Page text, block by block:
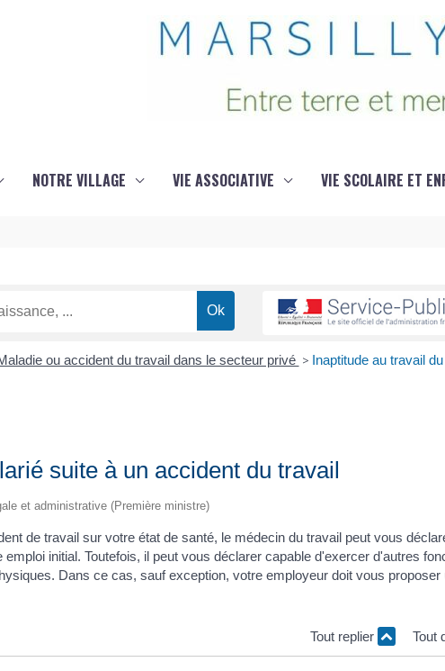
NOTRE VILLAGE VIE ASSOCIATIVE VIE SCOLAIRE ET
ou accident du travail dans le secteur privé > Inaptitude au travail
suite à un accident du travail
et administrative (Première ministre)
de travail sur votre état de santé, le médecin du travail peut vous
initial. Toutefois, il peut vous déclarer capable d'exercer d'autres
Dans ce cas, sauf exception, votre employeur doit vous proposer
Tout replier Tout